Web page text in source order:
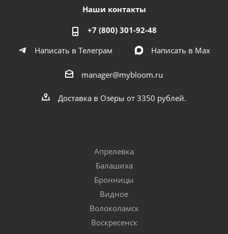
Наши контакты
+7 (800) 301-92-48
Написать в Телеграм
Написать в Мах
manager@mybloom.ru
Доставка в Озёры от 3350 рублей.
Апрелевка
Балашиха
Бронницы
Видное
Волоколамск
Воскресенск